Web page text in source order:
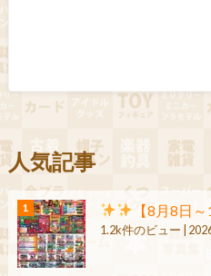
人気記事
【8月8日
1.2k件のビュー